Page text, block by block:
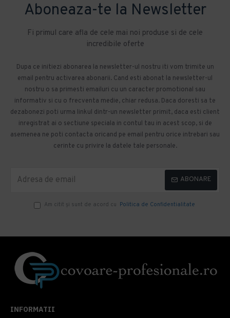
Aboneaza-te la Newsletter
Fi primul care afla de cele mai noi produse si de cele
incredibile oferte
Dupa ce initiezi abonarea la newsletter-ul nostru iti vom trimite un
email pentru activarea abonarii. Cand esti abonat la newsletter-ul
nostru o sa primesti emailuri cu un caracter promotional sau
informativ si cu o frecventa medie, chiar redusa. Daca doresti sa te
dezabonezi poti urma linkul dintr-un newsletter primit, daca esti client
inregistrat ai o sectiune speciala in contul tau in acest scop, si de
asemenea ne poti contacta oricand pe email pentru orice intrebari sau
cerinte cu privire la datele tale personale.
ABONARE
Am citit şi sunt de acord cu Politica de Confidentialitate
INFORMATII